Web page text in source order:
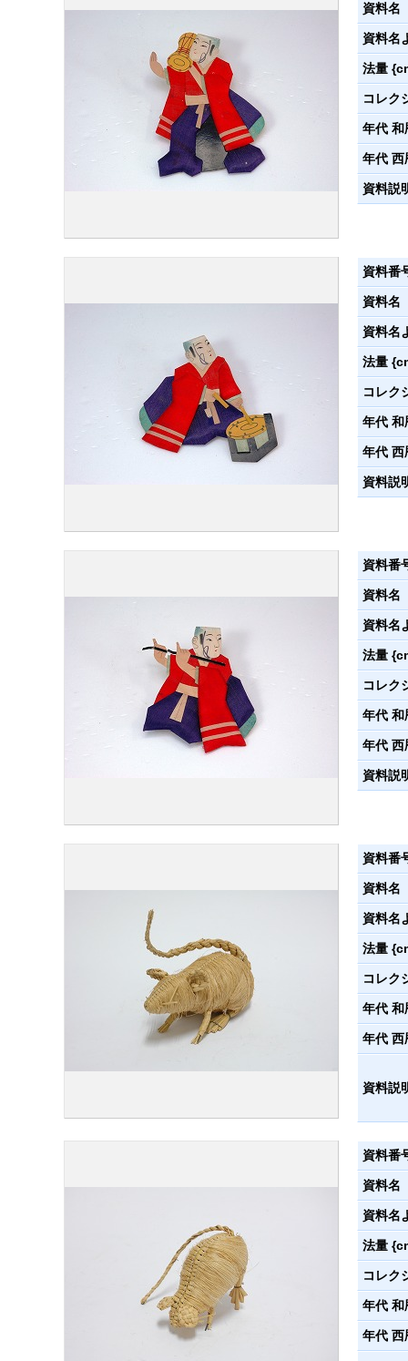
資料名
資料名
法量
コレク
年代 和
年代 西
資料説
資料番
資料名
資料名
法量
コレク
年代 和
年代 西
資料説
資料番
資料名
資料名
法量
コレク
年代 和
年代 西
資料説
資料番
資料名
資料名
法量
コレク
年代 和
年代 西
資料説
資料番
資料名
資料名
法量
コレク
年代 和
年代 西